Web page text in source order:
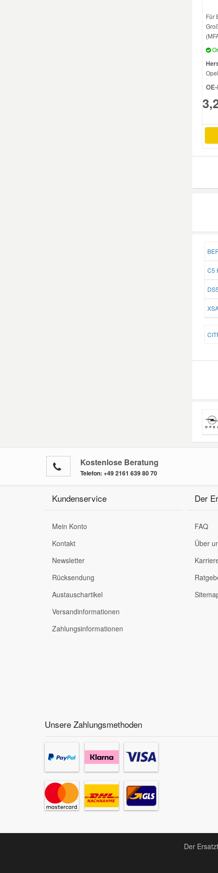
Für
Opel
C5
Kostenlose Beratung
Telefon: +49 2161 639 80 70
Kundenservice
Mein Konto
Kontakt
Newsletter
Rücksendung
Austauschartikel
Versandinformationen
Zahlungsinformationen
Der
FAQ
Über
Unsere Zahlungsmethoden
Der